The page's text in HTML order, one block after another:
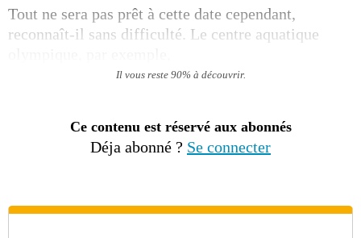
Tout ne sera pas prêt à cette date cependant,
reconnaît-il sans difficulté. Le centre aquatique
Il vous reste 90% à découvrir.
Ce contenu est réservé aux abonnés
Déja abonné ? Se connecter